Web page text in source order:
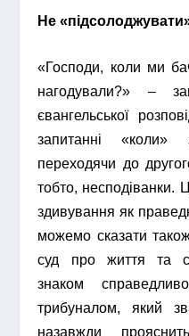
Не
«Господи, коли ми
нагодували?» –
євангельської
запитанні «коли»
переходячи до
тобто,
здивування як
можемо сказати
суд про життя та
знаком
трибуналом, який
назавжди